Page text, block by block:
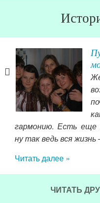
гармонию. Есть еще
ну так ведь вся жизнь
Читать далее »
ЧИТАТЬ